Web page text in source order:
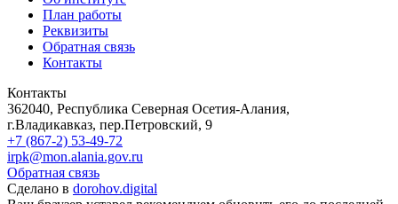
План работы
Реквизиты
Обратная связь
Контакты
Контакты
362040, Республика Северная Осетия-Алания,
г.Владикавказ, пер.Петровский, 9
+7 (867-2) 53-49-72
irpk@mon.alania.gov.ru
Обратная связь
Сделано в dorohov.digital